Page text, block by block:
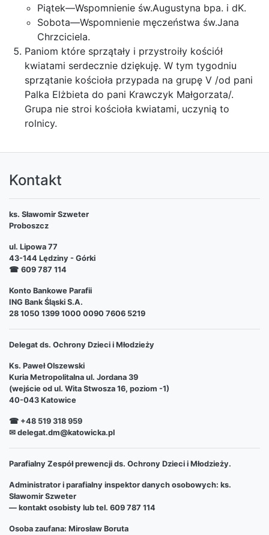
Piątek—Wspomnienie św.Augustyna bpa. i dK.
Sobota—Wspomnienie męczeństwa św.Jana
Chrzciciela.
Paniom które sprzątały i przystroiły kościół
kwiatami serdecznie dziękuję. W tym tygodniu
sprzątanie kościoła przypada na grupę V /od pani
Palka Elżbieta do pani Krawczyk Małgorzata/.
Grupa nie stroi kościoła kwiatami, uczynią to
rolnicy.
Kontakt
ks. Sławomir Szweter
Proboszcz
ul. Lipowa 77
43-144 Lędziny - Górki
☎ 609 787 114
Konto Bankowe Parafii
ING Bank Śląski S.A.
28 1050 1399 1000 0090 7606 5219
Delegat ds. Ochrony Dzieci i Młodzieży
Ks. Paweł Olszewski
Kuria Metropolitalna ul. Jordana 39
(wejście od ul. Wita Stwosza 16, poziom -1)
40-043 Katowice
☎ +48 519 318 959
✉ delegat.dm@katowicka.pl
Parafialny Zespół prewencji ds. Ochrony Dzieci i Młodzieży.
Administrator i parafialny inspektor danych osobowych: ks.
Sławomir Szweter
— kontakt osobisty lub tel. 609 787 114
Osoba zaufana: Mirosław Boruta